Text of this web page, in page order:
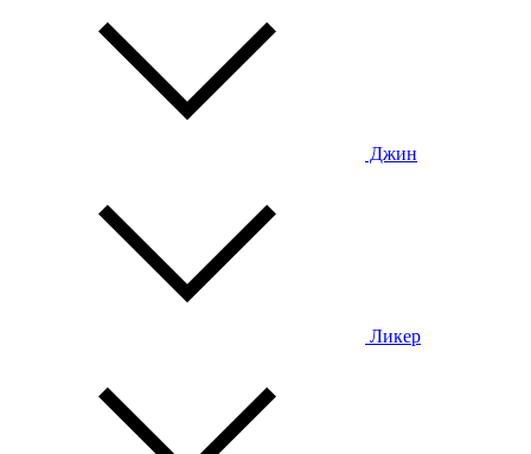
Джин
Ликер